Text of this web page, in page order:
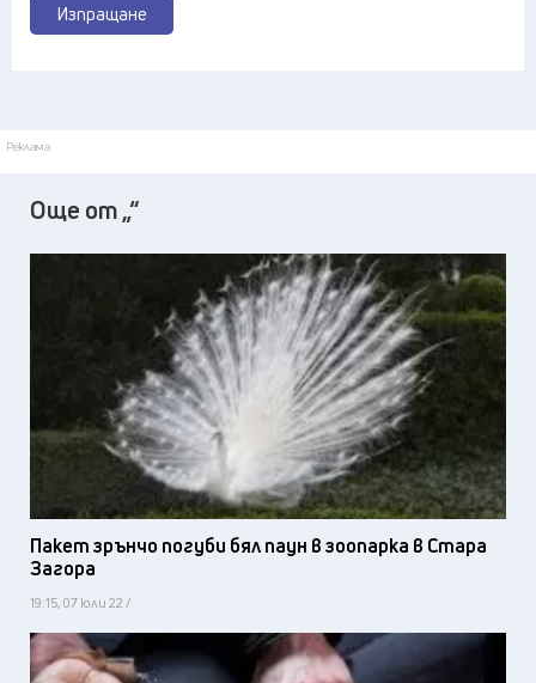
Изпращане
Реклама
Още от „“
Пакет зрънчо погуби бял паун в зоопарка в Стара
Загора
19:15, 07 юли 22 /